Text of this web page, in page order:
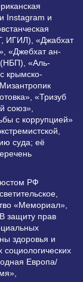
Instagram и
ИГИЛ), «Джабхат
«Джебхат ан-
(НБП), «Аль-
крымско-
«Тризуб
союз»,
с коррупцией»
суда; её
РФ
«Мемориал»,
защиту прав
здоровья и
Европа/